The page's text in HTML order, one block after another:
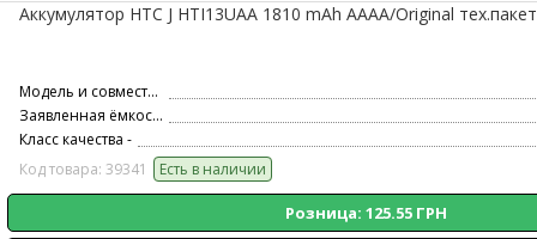
Аккумулятор HTC J HTI13UAA 1810 mAh AAAA/Original тех.пакет
Модель и совместимость -
Заявленная ёмкость -
Класс качества -
Код товара: 39341
Есть в наличии
Розница: 125.55 ГРН